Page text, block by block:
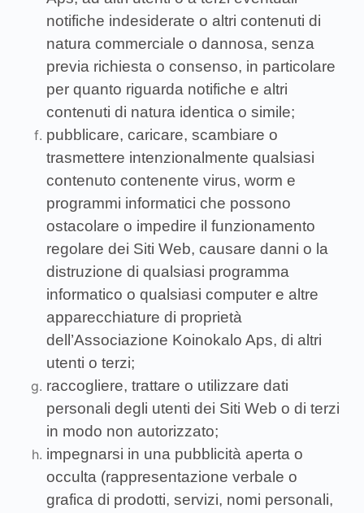
notifiche indesiderate o altri contenuti di
natura commerciale o dannosa, senza
previa richiesta o consenso, in particolare
per quanto riguarda notifiche e altri
contenuti di natura identica o simile;
pubblicare, caricare, scambiare o
trasmettere intenzionalmente qualsiasi
contenuto contenente virus, worm e
programmi informatici che possono
ostacolare o impedire il funzionamento
regolare dei Siti Web, causare danni o la
distruzione di qualsiasi programma
informatico o qualsiasi computer e altre
apparecchiature di proprietà
dell’Associazione Koinokalo Aps, di altri
utenti o terzi;
raccogliere, trattare o utilizzare dati
personali degli utenti dei Siti Web o di terzi
in modo non autorizzato;
impegnarsi in una pubblicità aperta o
occulta (rappresentazione verbale o
grafica di prodotti, servizi, nomi personali,